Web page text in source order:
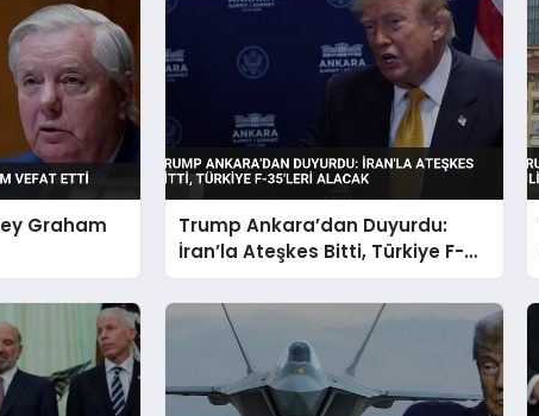
Graham
Trump Ankara’dan Duyurdu:
İran’la Ateşkes Bitti, Türkiye F-
35’leri Alacak